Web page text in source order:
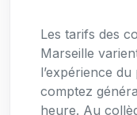
Les tarifs des
Marseille
l’expérience
comptez
heure. Au